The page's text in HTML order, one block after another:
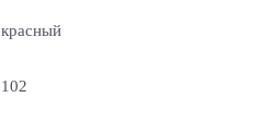
красный
102